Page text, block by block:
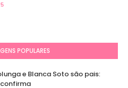
POPULARES
e Blanca Soto são pais: